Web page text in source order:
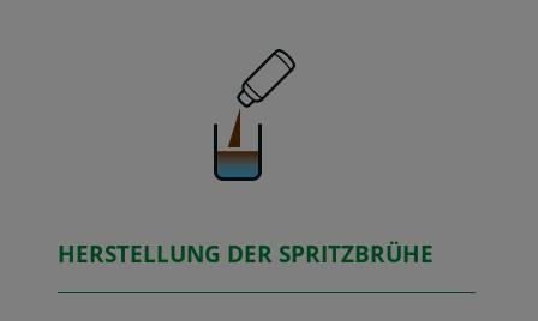
HERSTELLUNG DER SPRITZBRÜHE